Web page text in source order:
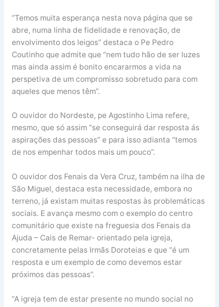
“Temos muita esperança nesta nova página que se
abre, numa linha de fidelidade e renovação, de
envolvimento dos leigos” destaca o Pe Pedro
Coutinho que admite que “nem tudo hão de ser luzes
mas ainda assim é bonito encararmos a vida na
perspetiva de um compromisso sobretudo para com
aqueles que menos têm”.
O ouvidor do Nordeste, pe Agostinho Lima refere,
mesmo, que só assim “se conseguirá dar resposta ás
aspirações das pessoas” e para isso adianta “temos
de nos empenhar todos mais um pouco”.
O ouvidor dos Fenais da Vera Cruz, também na ilha de
São Miguel, destaca esta necessidade, embora no
terreno, já existam muitas respostas às problemáticas
sociais. E avança mesmo com o exemplo do centro
comunitário que existe na freguesia dos Fenais da
Ajuda – Cais de Remar- orientado pela igreja,
concretamente pelas Irmãs Doroteias e que “é um
resposta e um exemplo de como devemos estar
próximos das pessoas”.
“A igreja tem de estar presente no mundo social no